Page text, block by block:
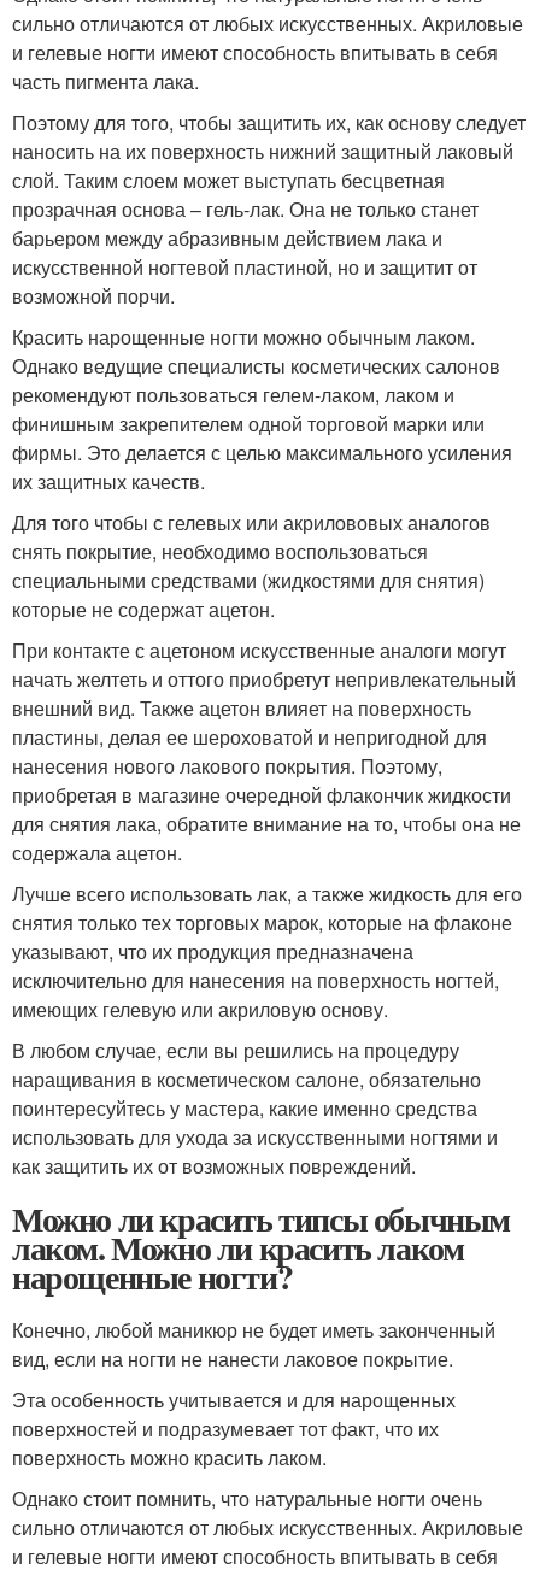
сильно отличаются от любых искусственных. Акриловые
и гелевые ногти имеют способность впитывать в себя
часть пигмента лака.
Поэтому для того, чтобы защитить их, как основу следует
наносить на их поверхность нижний защитный лаковый
слой. Таким слоем может выступать бесцветная
прозрачная основа – гель-лак. Она не только станет
барьером между абразивным действием лака и
искусственной ногтевой пластиной, но и защитит от
возможной порчи.
Красить нарощенные ногти можно обычным лаком.
Однако ведущие специалисты косметических салонов
рекомендуют пользоваться гелем-лаком, лаком и
финишным закрепителем одной торговой марки или
фирмы. Это делается с целью максимального усиления
их защитных качеств.
Для того чтобы с гелевых или акрилововых аналогов
снять покрытие, необходимо воспользоваться
специальными средствами (жидкостями для снятия)
которые не содержат ацетон.
При контакте с ацетоном искусственные аналоги могут
начать желтеть и оттого приобретут непривлекательный
внешний вид. Также ацетон влияет на поверхность
пластины, делая ее шероховатой и непригодной для
нанесения нового лакового покрытия. Поэтому,
приобретая в магазине очередной флакончик жидкости
для снятия лака, обратите внимание на то, чтобы она не
содержала ацетон.
Лучше всего использовать лак, а также жидкость для его
снятия только тех торговых марок, которые на флаконе
указывают, что их продукция предназначена
исключительно для нанесения на поверхность ногтей,
имеющих гелевую или акриловую основу.
В любом случае, если вы решились на процедуру
наращивания в косметическом салоне, обязательно
поинтересуйтесь у мастера, какие именно средства
использовать для ухода за искусственными ногтями и
как защитить их от возможных повреждений.
Можно ли красить типсы обычным
лаком. Можно ли красить лаком
нарощенные ногти?
Конечно, любой маникюр не будет иметь законченный
вид, если на ногти не нанести лаковое покрытие.
Эта особенность учитывается и для нарощенных
поверхностей и подразумевает тот факт, что их
поверхность можно красить лаком.
Однако стоит помнить, что натуральные ногти очень
сильно отличаются от любых искусственных. Акриловые
и гелевые ногти имеют способность впитывать в себя